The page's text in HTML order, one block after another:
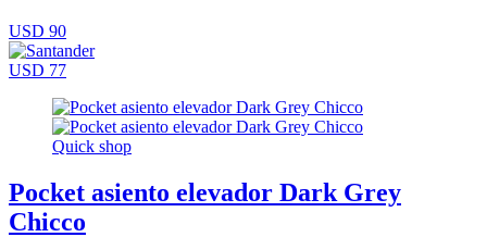
USD 90
USD 77
Quick shop
Pocket asiento elevador Dark Grey
Chicco